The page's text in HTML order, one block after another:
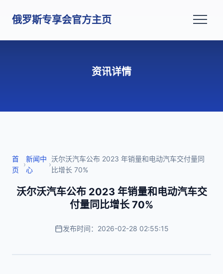
俄罗斯专享会官方主页
资讯详情
首
页
›
新闻中
心
›
沃尔沃汽车公布 2023 年销量和电动汽车交付量同
比增长 70%
沃尔沃汽车公布 2023 年销量和电动汽车交
付量同比增长 70%
发布时间：2026-02-28 02:55:15